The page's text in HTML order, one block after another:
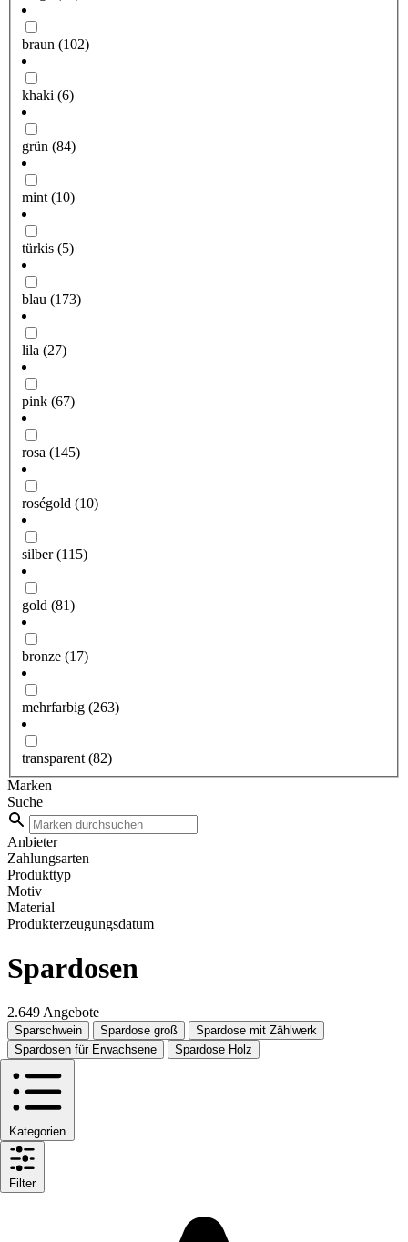
braun (102)
khaki (6)
grün (84)
mint (10)
türkis (5)
blau (173)
lila (27)
pink (67)
rosa (145)
roségold (10)
silber(115)
gold (81)
bronze (17)
mehrfarbig (263)
transparent (82)
Marken
Suche
Anbieter
Zahlungsarten
Produkttyp
Motiv
Material
Produkterzeugungsdatum
Spardosen
2.649 Angebote
Sparschwein Spardose groß
Spardose mit Zählwerk
Spardosen für Erwachsene
Spardose Holz
Kategorien
Filter